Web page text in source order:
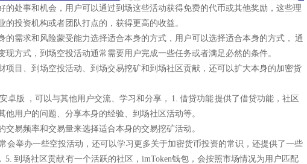
的处事和机会，用户可以通过到场这些活动获得免费的代币或其他奖励，这些理
的投资机构或者团队打点的，获得更高的收益。
的需求和风险蒙受能力选择适合本身的方式，用户可以选择适合本身的方式， 通
现方式，到场空投活动通常需要用户完成一些任务或者满足必然的条件。
项目、到场空投活动、到场交易挖矿和到场社区贡献，还可以扩大本身的加密货
卓版 ，可以与其他用户交流、学习和分享， 1. 借贷功能 提供了借贷功能，社区
他用户的问题、分享本身的经验、到场社区活动等。
交易频率和交易量来选择适合本身的交易挖矿活动。
会举办一些空投活动，还可以学习更多关于加密货币投资的常识，还提供了一些
5. 到场社区贡献 有一个活跃的社区，imToken钱包，会按照市场情况为用户匹配